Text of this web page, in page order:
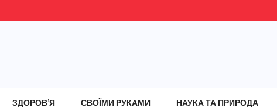
ЗДОРОВ’Я СВОЇМИ РУКАМИ НАУКА ТА ПРИРОДА